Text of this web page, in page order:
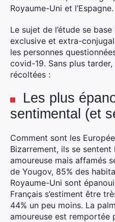
Royaume-Uni et l’Espagne.
Le sujet de l’étude se
exclusive et extra-
les personnes
covid-19. Sans plus
récoltées :
Les plus
sentimental (et
Comment sont les
Bizarrement, ils se
amoureuse mais affamés
de Yougov, 85% des
Royaume-Uni sont
Français s’estiment être
44% un peu moins. La
amoureuse est remportée